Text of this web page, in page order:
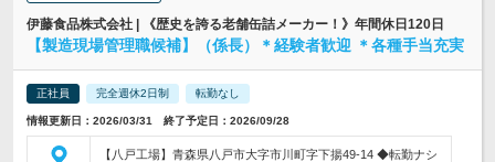
伊藤食品株式会社 | 《歴史を誇る老舗缶詰メーカー！》年間休日120日
【製造現場管理職候補】（係長）＊経験者歓迎 ＊各種手当充実
正社員 完全週休2日制 転勤なし
情報更新日：2026/03/31 終了予定日：2026/09/28
【八戸工場】青森県八戸市大字市川町字下揚49-14 ◆転勤ナシ